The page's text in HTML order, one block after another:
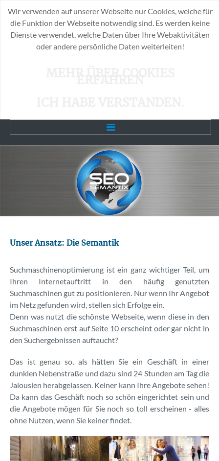
Wir verwenden auf unserer Webseite nur Cookies, welche für
die Funktion der Webseite notwendig sind. Es werden keine
Dienste verwendet, welche Daten über Ihre Webaktivitäten
oder andere persönliche Daten weiterleiten!
Unsere Leistungen
Kontakt
Über uns
Unser Ansatz: Die Semantik
Suchmaschinenoptimierung ist ein ganz wichtiger Teil, um
Ihren Internetauftritt in den häufig genutzten
Suchmaschinen gut zu positionieren. Nur wenn Ihr Angebot
im Netz gefunden wird, stellen sich Erfolge ein.
Denn was nutzt die schönste Webseite, wenn diese in den
Suchmaschinen erst auf Seite 10 erscheint oder gar nicht in
den Suchergebnissen auftaucht?
Das ist genau so, als hätten Sie ein Geschäft in einer
dunklen Nebenstraße und dazu sind 24 Stunden am Tag die
Jalousien herabgelassen. Keiner kann Ihre Angebote sehen!
Da kann das Geschäft noch so schön eingerichtet sein und
die Angebote mögen für Sie noch so toll erscheinen - alles
ohne Nutzen, wenn Sie keiner findet.